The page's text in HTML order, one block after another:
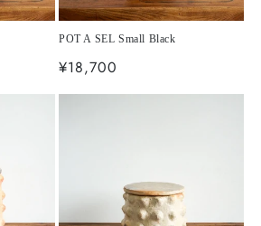
POT A SEL Small Black
通
¥18,700